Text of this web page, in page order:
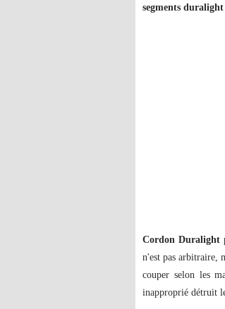
segments duralight
Cordon Duralight
n'est pas arbitraire,
couper selon les
inapproprié détruit